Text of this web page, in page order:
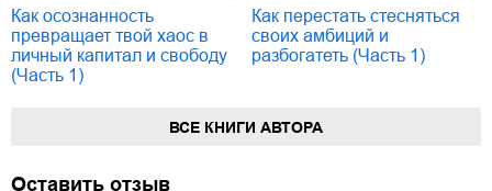
Как осознанность
превращает твой хаос в
личный капитал и свободу
(Часть 1)
Как перестать стесняться
своих амбиций и
разбогатеть (Часть 1)
ВСЕ КНИГИ АВТОРА
Оставить отзыв